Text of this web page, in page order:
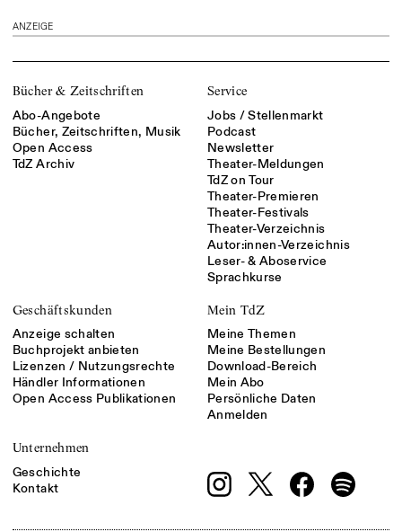
ANZEIGE
Bücher & Zeitschriften
Abo-Angebote
Bücher, Zeitschriften, Musik
Open Access
TdZ Archiv
Service
Jobs / Stellenmarkt
Podcast
Newsletter
Theater-Meldungen
TdZ on Tour
Theater-Premieren
Theater-Festivals
Theater-Verzeichnis
Autor:innen-Verzeichnis
Leser- & Aboservice
Sprachkurse
Geschäftskunden
Anzeige schalten
Buchprojekt anbieten
Lizenzen / Nutzungsrechte
Händler Informationen
Open Access Publikationen
Mein TdZ
Meine Themen
Meine Bestellungen
Download-Bereich
Mein Abo
Persönliche Daten
Anmelden
Unternehmen
Geschichte
Kontakt